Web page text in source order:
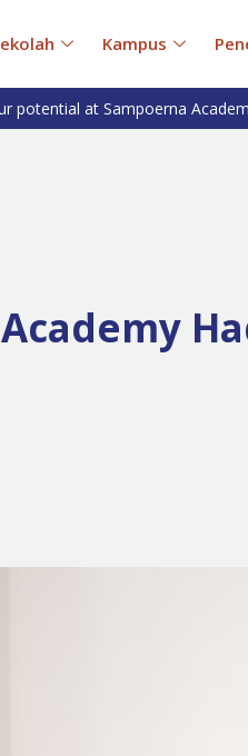
Kampus
potential at Sampoerna